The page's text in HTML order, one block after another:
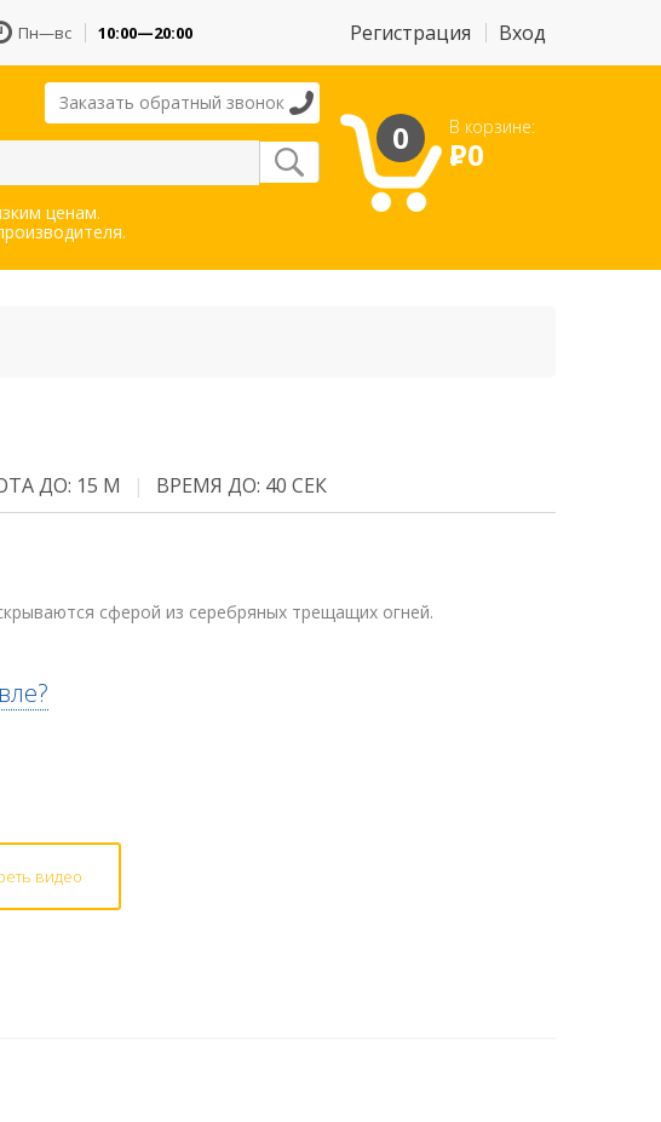
Пн—вс 10:00—20:00 Регистрация Вход
Заказать обратный звонок
ценам.
0 В корзине:
Р0
ДО: 15 М ВРЕМЯ ДО: 40 СЕК
сферой из серебряных трещащих огней.
видео